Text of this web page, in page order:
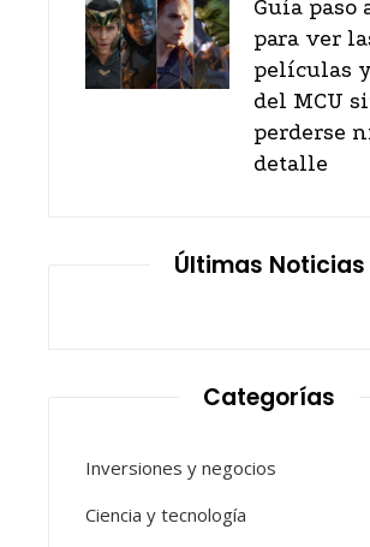
Guía paso
para ver
películas
del MCU
perderse
detalle
Últimas Noticias
Categorías
Inversiones y negocios
Ciencia y tecnología